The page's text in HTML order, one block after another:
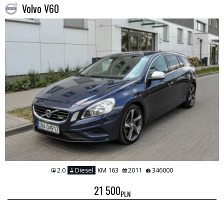
Volvo V60
2.0 Diesel KM 163 2011 346000
21 500PLN